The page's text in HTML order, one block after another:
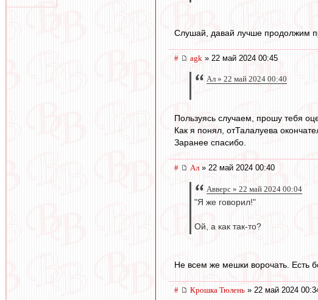
Слушай, давай лучше продолжим
# agk » 22 май 2024 00:45
Ал » 22 май 2024 00:40
Пользуясь случаем, прошу тебя
Как я понял, отТалалуева
Заранее спасибо.
# Ал » 22 май 2024 00:40
Авверс » 22 май 2024 00:04
"Я же говорил!"
Ой, а как так-то?
Не всем же мешки ворочать. Есть
# Крошка Тюлень » 22 май 2024